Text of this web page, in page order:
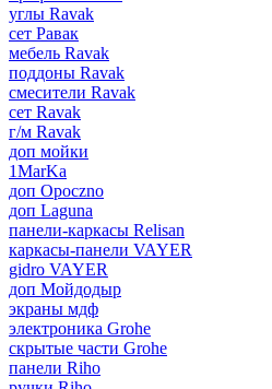
углы Ravak
сет Равак
мебель Ravak
поддоны Ravak
смесители Ravak
сет Ravak
г/м Ravak
доп мойки
1MarKa
доп Opoczno
доп Laguna
панели-каркасы Relisan
каркасы-панели VAYER
gidro VAYER
доп Мойдодыр
экраны мдф
электроника Grohe
скрытые части Grohe
панели Riho